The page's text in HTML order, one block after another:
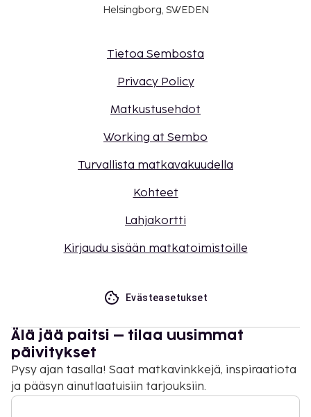
Helsingborg, SWEDEN
Tietoa Sembosta
Privacy Policy
Matkustusehdot
Working at Sembo
Turvallista matkavakuudella
Kohteet
Lahjakortti
Kirjaudu sisään matkatoimistoille
Evästeasetukset
Älä jää paitsi – tilaa uusimmat
päivitykset
Pysy ajan tasalla! Saat matkavinkkejä, inspiraatiota
ja pääsyn ainutlaatuisiin tarjouksiin.